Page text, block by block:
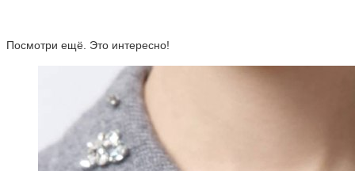
Посмотри ещё. Это интересно!